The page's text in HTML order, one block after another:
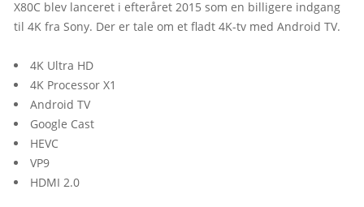
X80C blev lanceret i efteråret 2015 som en billigere indgang
til 4K fra Sony. Der er tale om et fladt 4K-tv med Android TV.
4K Ultra HD
4K Processor X1
Android TV
Google Cast
HEVC
VP9
HDMI 2.0